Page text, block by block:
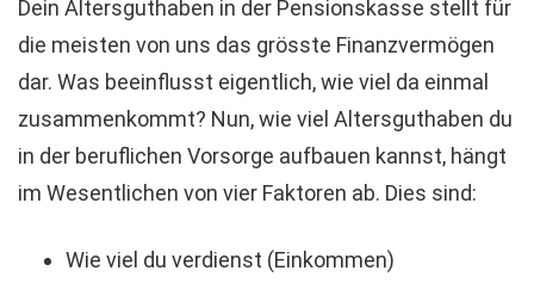
Dein Altersguthaben in der Pensionskasse stellt für
die meisten von uns das grösste Finanzvermögen
dar. Was beeinflusst eigentlich, wie viel da einmal
zusammenkommt? Nun, wie viel Altersguthaben du
in der beruflichen Vorsorge aufbauen kannst, hängt
im Wesentlichen von vier Faktoren ab. Dies sind:
Wie viel du verdienst (Einkommen)